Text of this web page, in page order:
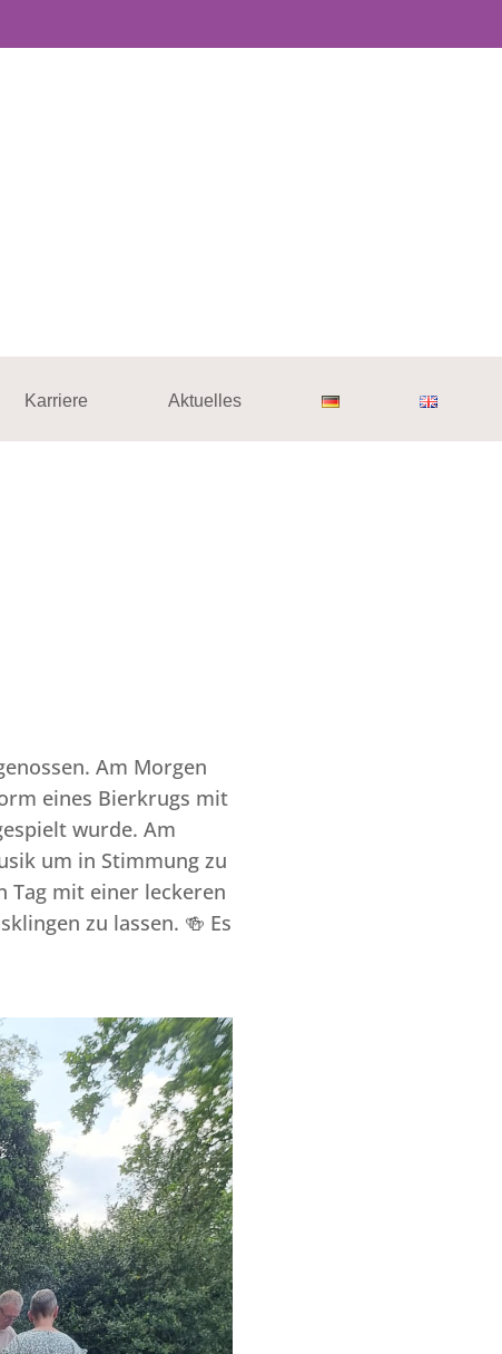
Karriere Aktuelles
Am Morgen
eines Bierkrugs mit
wurde. Am
um in Stimmung zu
Tag mit einer leckeren
zu lassen. 🍻 Es